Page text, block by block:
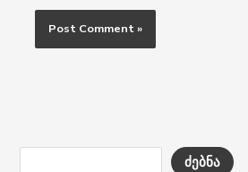
ძებნა